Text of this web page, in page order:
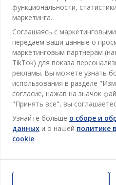
Категории
Спальня
Ванная
Кабинет
Гостиная
Хранение
Отдел обслуживания
Контакты службы поддержки
Магазины и часы работы
Акции
Пользовательское соглашение
Гарантия цены
Гарантия на продукт
JYSK
Про JYSK
JYSK.com
Пресса
Вакансии
Новостная рассылка
ОФИС
TAROL-DD S.R.L.
Республика Молдова
Продажи и работа с
JYSK ОБСЛУЖИВАНИЕ
Телефон: 022 022 030
функциональности,
маркетинга.
Соглашаясь с
передаем ваши данные о
маркетинговым партнерам
TikTok) для показа
рекламы. Вы можете узнать
использования в разделе
согласие, нажав на значок
"Принять все", вы
Узнайте больше о сборе и
данных и о нашей политике
cookie.